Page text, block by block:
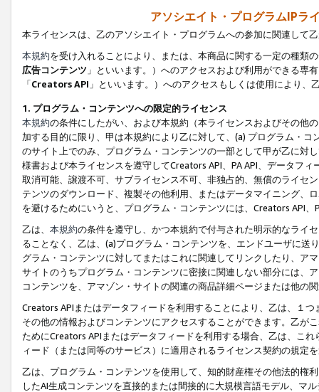
アソシエイト・プログラムIPラ
本ライセンスは、乙のアソシエイト・プログラムへの参加に関連して
本規約を受け入れることにより、または、本商品に関する一定の種類
広告コンテンツ 」といいます。）へのアクセスおよび利用ができる専
「Creators API 」といいます。）へのアクセスもしくは使用により
1. プログラム・コンテンツへの限定的ライセンス
本規約の条件にしたがい、および本規約（本ライセンスおよびその他
加する目的に限り、甲は本規約により乙に対して、(a) プログラム・
のサイト上でのみ、プログラム・コンテンツの一部として甲が乙に対
様書および本ライセンスを遵守してCreators API、PA API、データフ
取消可能、譲渡不可、サブライセンス不可、非独占的、無償のライセ
テンツのダウンロード、複製その他利用、またはデータマイニング、
を避けるためにいうと、プログラム・コンテンツには、Creators API
乙は、 本規約の条件を遵守し、かつ本規約で付与された明示的なライ
ることなく、乙は、(a)プログラム・コンテンツを、エンドユーザに
グラム・コンテンツに対してまたはこれに関連してリンクしたり、ア
サイトのうちプログラム・コンテンツに密接に関連しない部分には、
コンテンツを、アマゾン・サイトの関連の商品詳細ページまたは他の
Creators APIまたはデータフィードを利用することにより、乙は、１
その他の情報およびコンテンツにアクセスすることができます。乙が
ためにCreators APIまたはデータフィードを利用する場合、乙は、こ
ィード（または同等のサービス）に適用されるライセンス契約の規定
乙は、プログラム・コンテンツを使用して、知的財産権その他法的権
したAI生成コンテンツを直接的または間接的に大規模言語モデル、マ